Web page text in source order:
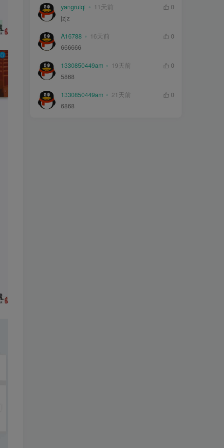
yangruiqi 11天前
0
jzjz
A16788 16天前
0
666666
1330850449am 19天前
0
5868
1330850449am 21天前
0
6868